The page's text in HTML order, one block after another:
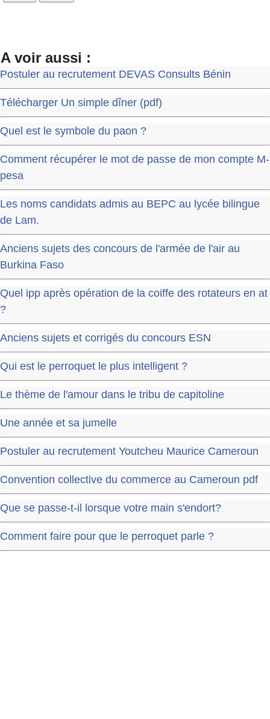
A voir aussi :
Postuler au recrutement DEVAS Consults Bénin
Télécharger Un simple dîner (pdf)
Quel est le symbole du paon ?
Comment récupérer le mot de passe de mon compte M-
pesa
Les noms candidats admis au BEPC au lycée bilingue
de Lam.
Anciens sujets des concours de l'armée de l'air au
Burkina Faso
Quel ipp après opération de la coiffe des rotateurs en at
?
Anciens sujets et corrigés du concours ESN
Qui est le perroquet le plus intelligent ?
Le thème de l'amour dans le tribu de capitoline
Une année et sa jumelle
Postuler au recrutement Youtcheu Maurice Cameroun
Convention collective du commerce au Cameroun pdf
Que se passe-t-il lorsque votre main s'endort?
Comment faire pour que le perroquet parle ?